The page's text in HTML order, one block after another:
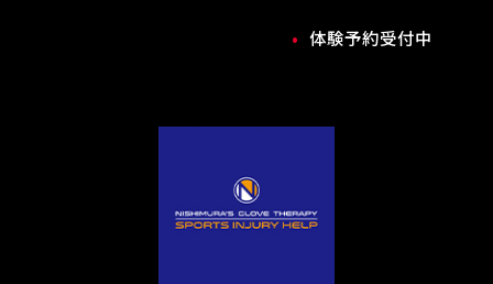
体験予約受付中